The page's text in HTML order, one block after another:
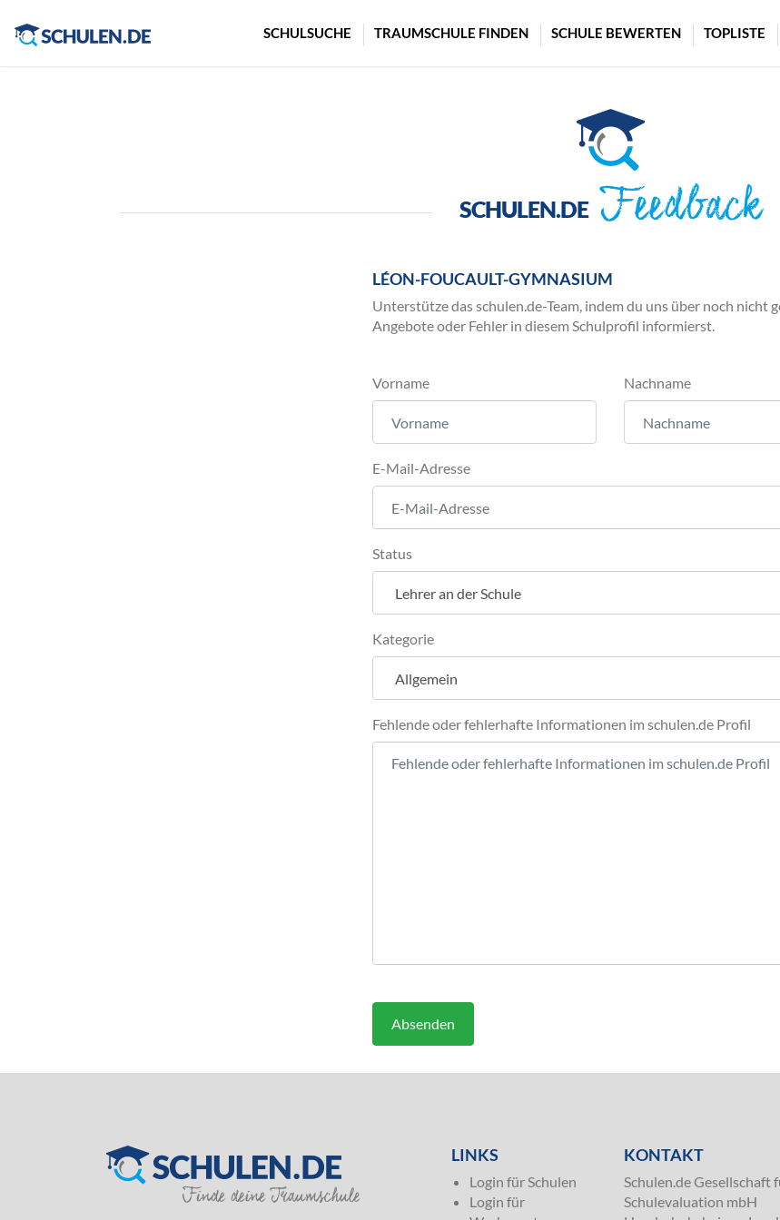
SCHULSUCHE TRAUMSCHULE FINDEN SCHULE BEWERTEN TOPLISTE
SCHULEN.DE Feedback
LÉON-FOUCAULT-GYMNASIUM
Unterstütze das schulen.de-Team, indem du uns über noch nicht
Angebote oder Fehler in diesem Schulprofil informierst.
Vorname Nachname
E-Mail-Adresse
Status
Kategorie
Fehlende oder fehlerhafte Informationen im schulen.de Profil
Absenden
LINKS
Login für Schulen
Login für
KONTAKT
Schulen.de Gesellschaft
Schulevaluation mbH